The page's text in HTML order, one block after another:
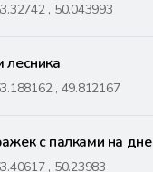
, 50.043993
, 49.812167
с палками на дне
, 50.23983